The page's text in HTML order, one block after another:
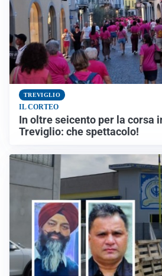
TREVIGLIO
IL CORTEO
In oltre seicento per la corsa
Treviglio: che spettacolo!